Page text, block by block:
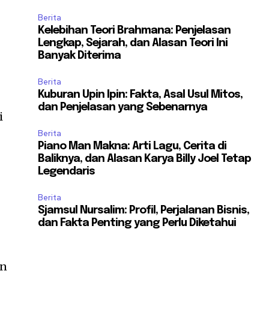
Berita
Kelebihan Teori Brahmana: Penjelasan
Lengkap, Sejarah, dan Alasan Teori Ini
Banyak Diterima
Berita
Kuburan Upin Ipin: Fakta, Asal Usul Mitos,
dan Penjelasan yang Sebenarnya
Berita
Piano Man Makna: Arti Lagu, Cerita di
Baliknya, dan Alasan Karya Billy Joel Tetap
Legendaris
Berita
Sjamsul Nursalim: Profil, Perjalanan Bisnis,
dan Fakta Penting yang Perlu Diketahui